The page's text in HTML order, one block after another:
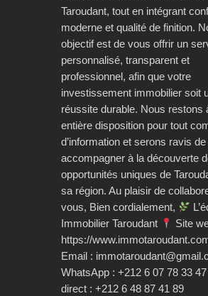
Taroudant, tout en intégrant
moderne et qualité de finition.
objectif est de vous offrir un
personnalisé, transparent et
professionnel, afin que votre
investissement immobilier soit
réussite durable. Nous restons
entière disposition pour tout
d’information et serons ravis
accompagner à la découverte
opportunités uniques de
sa région. Au plaisir de
vous, Bien cordialement,
Immobilier Taroudant
Site
https://
Email :
WhatsApp : +212 6 07 78 33 47
direct : +212 6 48 87 41 89